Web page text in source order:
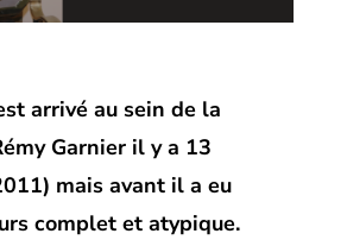
arrivé au sein de la
Garnier il y a 13
mais avant il a eu
complet et atypique.